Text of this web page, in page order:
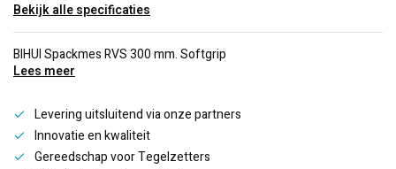
Bekijk alle specificaties
BIHUI Spackmes RVS 300 mm. Softgrip
Lees meer
Levering uitsluitend via onze partners
Innovatie en kwaliteit
Gereedschap voor Tegelzetters